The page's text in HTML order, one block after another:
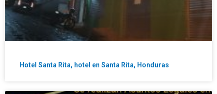
Hotel Santa Rita, hotel en Santa Rita, Honduras